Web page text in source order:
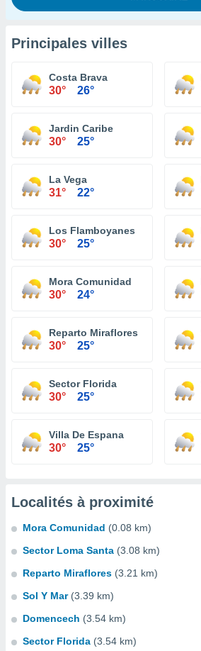
Principales villes
Costa Brava
30° 26°
Jardin Caribe
30° 25°
La Vega
31° 22°
Los Flamboyanes
30° 25°
Mora Comunidad
30° 24°
Reparto Miraflores
30° 25°
Sector Florida
30° 25°
Villa De Espana
30° 25°
Localités à proximité
Mora Comunidad (0.08 km)
Sector Loma Santa (3.08 km)
Reparto Miraflores (3.21 km)
Sol Y Mar (3.39 km)
Domencech (3.54 km)
Sector Florida (3.54 km)